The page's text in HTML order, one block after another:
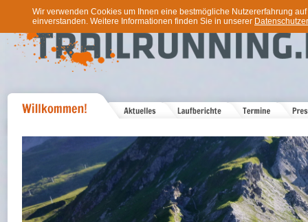
Wir verwenden Cookies um Ihnen eine bestmögliche Nutzererfahrung
einverstanden. Weitere Informationen finden Sie in unserer